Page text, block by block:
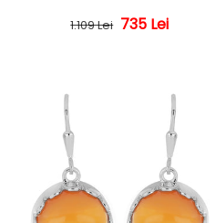
Preț obișnuit
1.109 Lei Preț redus
735 Lei